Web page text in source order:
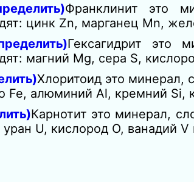
Франклинит это
цинк Zn, марганец Mn,
Гексагидрит это
магний Mg, сера S,
Хлоритоид это минерал,
Fe, алюминий Al, кремний
Карнотит это минерал,
уран U, кислород O, ванадий